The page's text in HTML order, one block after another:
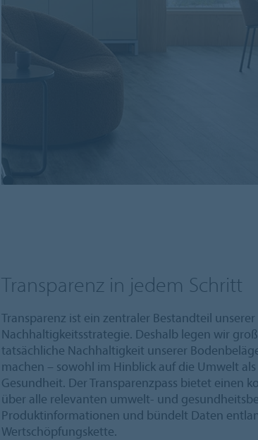
Transparenz in jedem Schritt
Transparenz ist ein zentraler Bestandteil unserer
Nachhaltigkeitsstrategie. Deshalb legen wir
tatsächliche Nachhaltigkeit unserer
machen – sowohl im Hinblick auf die Umwelt
Gesundheit. Der Transparenzpass bietet einen
über alle relevanten umwelt- und
Produktinformationen und bündelt Daten
Wertschöpfungskette.